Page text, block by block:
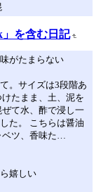
」を含む日記
がたまらない
。サイズは3段階あ
たまま、土、泥を
て水、酢で浸し一
た。 こちらは醤油
ツ、香味た…
嬉しい